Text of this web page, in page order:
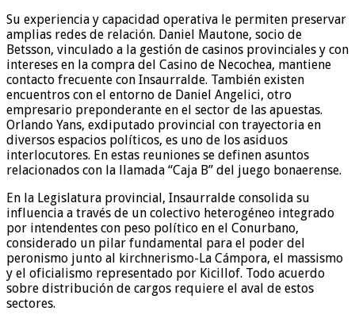
Su experiencia y capacidad operativa le permiten preservar
amplias redes de relación. Daniel Mautone, socio de
Betsson, vinculado a la gestión de casinos provinciales y con
intereses en la compra del Casino de Necochea, mantiene
contacto frecuente con Insaurralde. También existen
encuentros con el entorno de Daniel Angelici, otro
empresario preponderante en el sector de las apuestas.
Orlando Yans, exdiputado provincial con trayectoria en
diversos espacios políticos, es uno de los asiduos
interlocutores. En estas reuniones se definen asuntos
relacionados con la llamada “Caja B” del juego bonaerense.
En la Legislatura provincial, Insaurralde consolida su
influencia a través de un colectivo heterogéneo integrado
por intendentes con peso político en el Conurbano,
considerado un pilar fundamental para el poder del
peronismo junto al kirchnerismo-La Cámpora, el massismo
y el oficialismo representado por Kicillof. Todo acuerdo
sobre distribución de cargos requiere el aval de estos
sectores.